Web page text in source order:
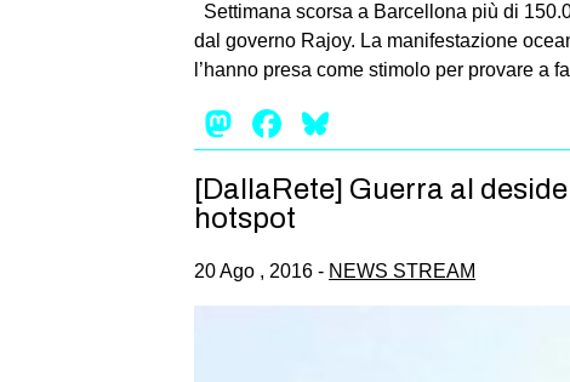
Settimana scorsa a Barcellona più di
dal governo Rajoy. La manifestazione
l’hanno presa come stimolo per provare a
Mastodon
Facebook
[DallaRete] Guerra al
hotspot
20 Ago , 2016 - NEWS STREAM